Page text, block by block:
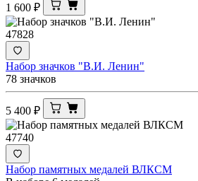
1 600 ₽
47828
Набор значков "В.И. Ленин"
78 значков
5 400 ₽
47740
Набор памятных медалей ВЛКСМ